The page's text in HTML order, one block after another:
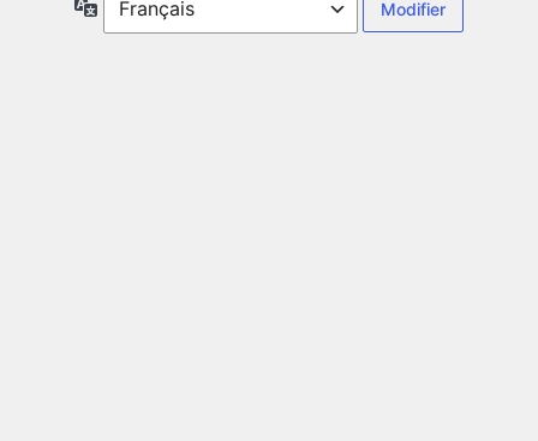
Langue